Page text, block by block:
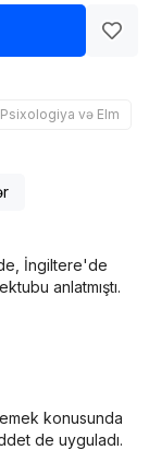
Psixologiya və Elm
İngiltere'de
anlatmıştı.
konusunda
de uyguladı.